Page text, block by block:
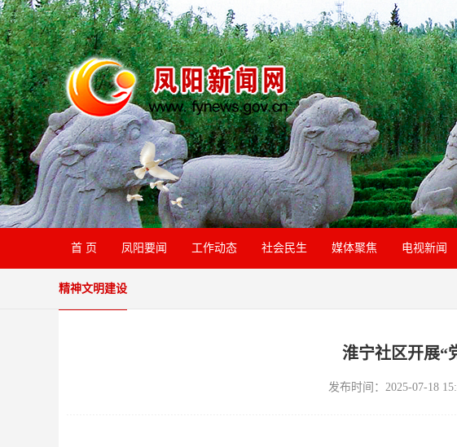
首 页 凤阳要闻 工作动态 社会民生 媒体聚焦 电视新闻
精神文明建设
淮宁社区开展“
发布时间：2025-07-18